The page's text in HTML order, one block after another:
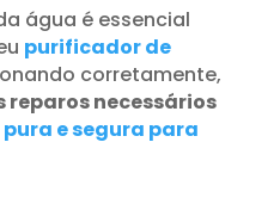
água é essencial
purificador de
corretamente,
reparos necessários
e segura para